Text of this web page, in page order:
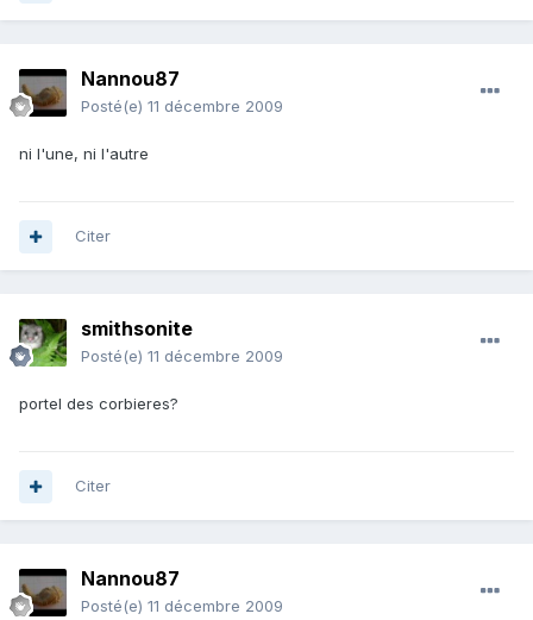
Nannou87
Posté(e) 11 décembre 2009
ni l'une, ni l'autre
Citer
smithsonite
Posté(e) 11 décembre 2009
portel des corbieres?
Citer
Nannou87
Posté(e) 11 décembre 2009